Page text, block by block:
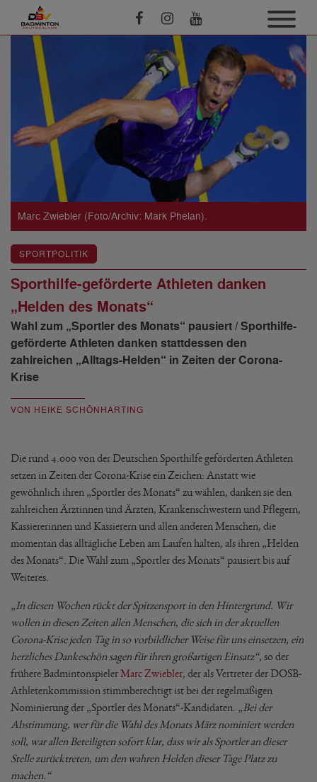
Marc Zwiebler (Foto/Archiv: Mark Phelan).
SPORTPOLITIK
Sporthilfe-geförderte Athleten danken
„Helden des Monats“
Wahl zum „Sportler des Monats“ pausiert / Sporthilfe-
geförderte Athleten danken stattdessen den
zahlreichen „Alltags-Helden“ in Zeiten der Corona-
Krise
VON HEIKE SCHÖNHARTING
Die rund 4.000 von der Deutschen Sporthilfe geförderten Athleten
setzen in Zeiten der Corona-Krise ein Zeichen: Anstatt wie
gewöhnlich ihren „Sportler des Monats“ zu wählen, danken sie den
zahlreichen Ärztinnen und Ärzten, Krankenschwestern und Pflegern,
Kassiererinnen und Kassierern und allen anderen Menschen, die
momentan das alltägliche Leben am Laufen halten, als ihren „Helden
des Monats“. Die Wahl zum „Sportler des Monats“ pausiert bis auf
Weiteres.
„In diesen Wochen rückt der Spitzensport in den Hintergrund. Wir
wollen in diesen Zeiten allen Menschen, die sich in der aktuellen
Corona-Krise jeden Tag in so vorbildlicher Weise für uns einsetzen, ein
herzliches Dankeschön sagen für ihren großartigen Einsatz“, so der
frühere BadmintonspielerMarc Zwiebler, der als Vertreter der DOSB-
Athletenkommission stimmberechtigt ist bei der regelmäßigen
Nominierung der „Sportler des Monats“-Kandidaten. „Bei der
Abstimmung, wer für die Wahl des Monats März nominiert werden
soll, war allen Beteiligten sofort klar, dass wir als Sportler an dieser
Stelle zurücktreten, um den wahren Helden dieser Tage Platz zu
machen.“